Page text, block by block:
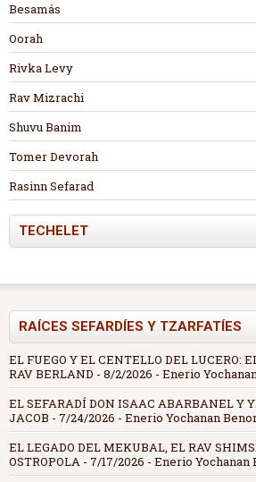
Besamás
Oorah
Rivka Levy
Rav Mizrachi
Shuvu Banim
Tomer Devorah
Rasinn Sefarad
TECHELET
RAÍCES SEFARDÍES Y TZARFATÍES
EL FUEGO Y EL CENTELLO DEL LUCERO:
RAV BERLAND - 8/2/2026 - Enerio
EL SEFARADÍ DON ISAAC ABARBANEL Y
JACOB - 7/24/2026 - Enerio Yochanan
EL LEGADO DEL MEKUBAL, EL RAV
OSTROPOLA - 7/17/2026 - Enerio Yochanan